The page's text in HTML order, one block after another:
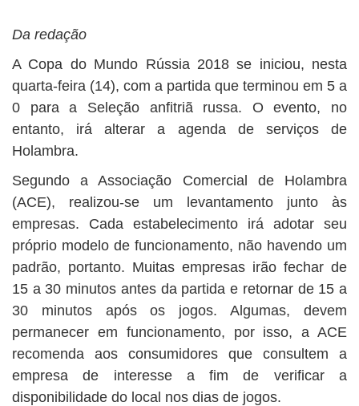
Da redação
A Copa do Mundo Rússia 2018 se iniciou, nesta
quarta-feira (14), com a partida que terminou em 5 a
0 para a Seleção anfitriã russa. O evento, no
entanto, irá alterar a agenda de serviços de
Holambra.
Segundo a Associação Comercial de Holambra
(ACE), realizou-se um levantamento junto às
empresas. Cada estabelecimento irá adotar seu
próprio modelo de funcionamento, não havendo um
padrão, portanto. Muitas empresas irão fechar de
15 a 30 minutos antes da partida e retornar de 15 a
30 minutos após os jogos. Algumas, devem
permanecer em funcionamento, por isso, a ACE
recomenda aos consumidores que consultem a
empresa de interesse a fim de verificar a
disponibilidade do local nos dias de jogos.